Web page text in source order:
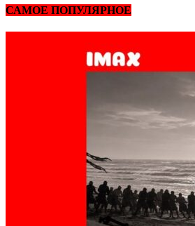
САМОЕ ПОПУЛЯРНОЕ